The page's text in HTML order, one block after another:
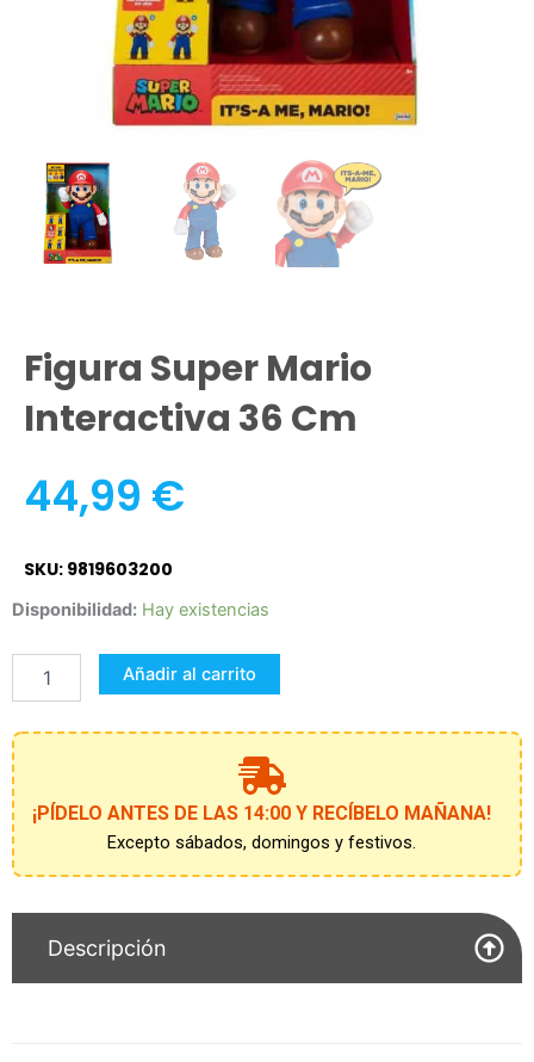
Figura Super Mario
Interactiva 36 Cm
44,99 €
SKU: 9819603200
Disponibilidad: Hay existencias
Figura
Mario
Interactiva
36
cantidad
Añadir al carrito
¡PÍDELO ANTES DE LAS 14:00 Y RECÍBELO MAÑANA!
Excepto sábados, domingos y festivos.
Descripción